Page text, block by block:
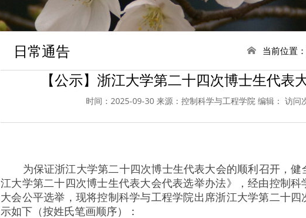
日常通告 当前位置：
【公示】浙江大学第二十四次博士生代表
时间：2025-09-30 来源：控制科学与工程学院 编辑： 访问
为保证浙江大学第二十四次博士生代表大会的顺利召开，
江大学第二十四次博士生代表大会代表选举办法》，经由控制科
大会公平选举，现将控制科学与工程学院出席浙江大学第二十四
示如下（按姓氏笔画顺序）：